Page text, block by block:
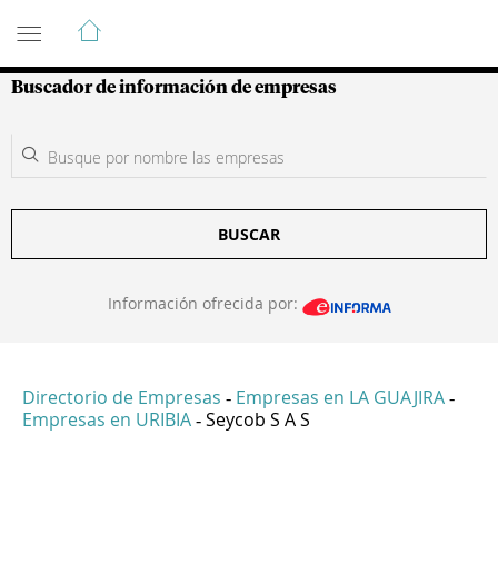
Guía de Empresas Colombianas
Buscador de información de empresas
BUSCAR
Información ofrecida por:
Directorio de Empresas - Empresas en LA GUAJIRA -
Empresas en URIBIA - Seycob S A S